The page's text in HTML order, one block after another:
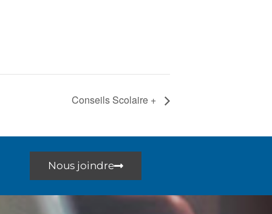
Conseils Scolaire +
Nous joindre